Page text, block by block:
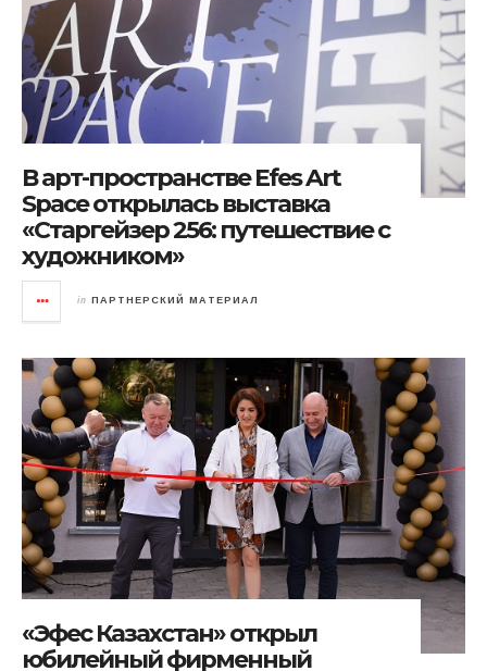
В арт-пространстве Efes Art
Space открылась выставка
«Старгейзер 256: путешествие с
художником»
in ПАРТНЕРСКИЙ МАТЕРИАЛ
«Эфес Казахстан» открыл
юбилейный фирменный